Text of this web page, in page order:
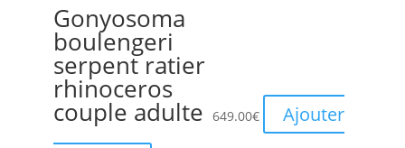
Gonyosoma
boulengeri
serpent ratier
rhinoceros
couple adulte 649.00€
Ajouter